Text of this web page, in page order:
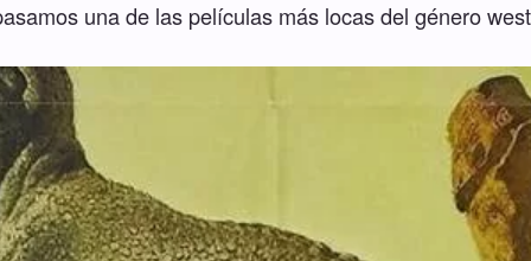
una de las películas más locas del género